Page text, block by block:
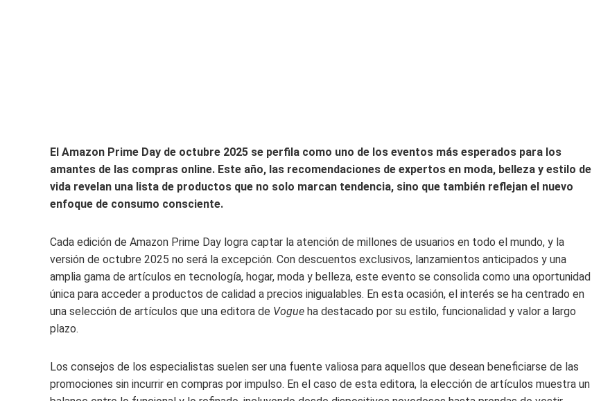
El Amazon Prime Day de octubre 2025 se perfila como uno de los eventos más esperados para los
amantes de las compras online. Este año, las recomendaciones de expertos en moda, belleza y estilo de
vida revelan una lista de productos que no solo marcan tendencia, sino que también reflejan el nuevo
enfoque de consumo consciente.
Cada edición de Amazon Prime Day logra captar la atención de millones de usuarios en todo el mundo, y la
versión de octubre 2025 no será la excepción. Con descuentos exclusivos, lanzamientos anticipados y una
amplia gama de artículos en tecnología, hogar, moda y belleza, este evento se consolida como una oportunidad
única para acceder a productos de calidad a precios inigualables. En esta ocasión, el interés se ha centrado en
una selección de artículos que una editora de Vogue ha destacado por su estilo, funcionalidad y valor a largo
plazo.
Los consejos de los especialistas suelen ser una fuente valiosa para aquellos que desean beneficiarse de las
promociones sin incurrir en compras por impulso. En el caso de esta editora, la elección de artículos muestra un